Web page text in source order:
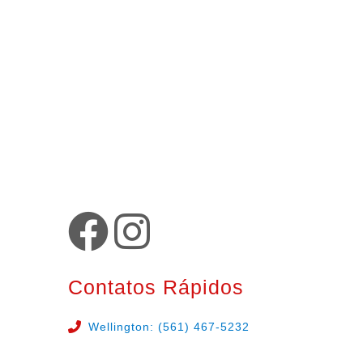
Contatos Rápidos
Wellington: (561) 467-5232